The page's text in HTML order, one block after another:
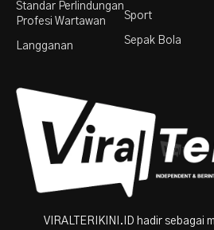
Standar Perlindungan
Profesi Wartawan
Langganan
Sport
Sepak Bola
VIRALTERIKINI.ID hadir sebagai